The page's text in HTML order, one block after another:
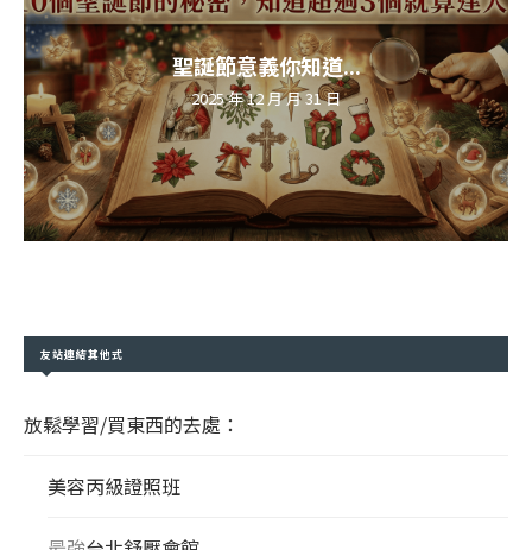
聖誕節意義你知道...
2025 年 12 月 月 31 日
友站連結其他式
放鬆學習/買東西的去處：
美容丙級證照班